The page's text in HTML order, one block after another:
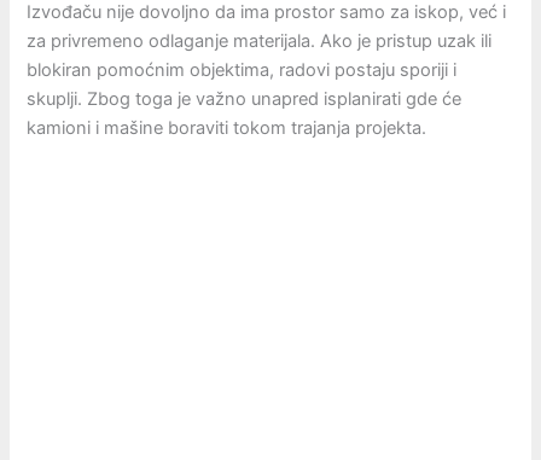
Izvođaču nije dovoljno da ima prostor samo za iskop, već i
za privremeno odlaganje materijala. Ako je pristup uzak ili
blokiran pomoćnim objektima, radovi postaju sporiji i
skuplji. Zbog toga je važno unapred isplanirati gde će
kamioni i mašine boraviti tokom trajanja projekta.